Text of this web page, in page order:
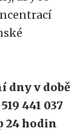
dny v době
441 037
24 hodin